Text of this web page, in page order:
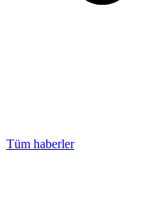
Tüm haberler